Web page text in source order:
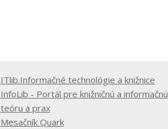
ITlib.Informačné technológie a knižnice
InfoLib - Portál pre knižničnú a informačnú
teóru a prax
Mesačník Quark